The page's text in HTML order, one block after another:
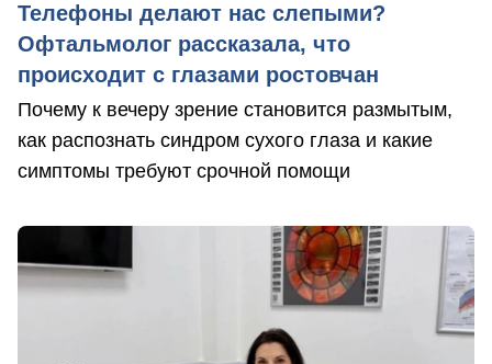
Телефоны делают нас слепыми?
Офтальмолог рассказала, что
происходит с глазами ростовчан
Почему к вечеру зрение становится размытым,
как распознать синдром сухого глаза и какие
симптомы требуют срочной помощи